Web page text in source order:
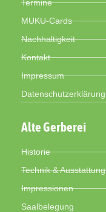
Termine
MUKU-Cards
Nachhaltigkeit
Kontakt
Impressum
Datenschutzerklärung
Alte Gerberei
Historie
Technik & Ausstattung
Impressionen
Saalbelegung